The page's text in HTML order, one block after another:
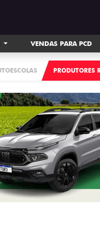
VENDAS PARA PCD
PRODUTORES